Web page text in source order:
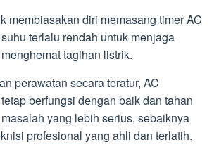
membiasakan diri memasang timer AC
terlalu rendah untuk menjaga
tagihan listrik.
perawatan secara teratur, AC
berfungsi dengan baik dan tahan
yang lebih serius, sebaiknya
profesional yang ahli dan terlatih.